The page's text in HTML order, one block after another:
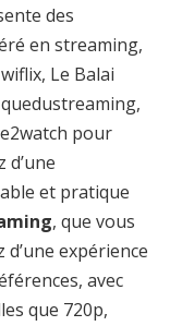
des
en streaming,
Le Balai
pour
d’une
et pratique
, que vous
d’une expérience
avec
que 720p,